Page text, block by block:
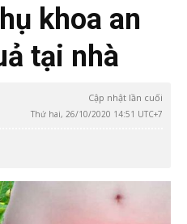
khoa an
tại nhà
Cập nhật lần cuối
Thứ hai, 26/10/2020 14:51 UTC+7